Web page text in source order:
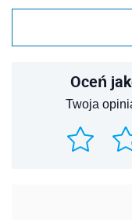
Oceń
Twoja